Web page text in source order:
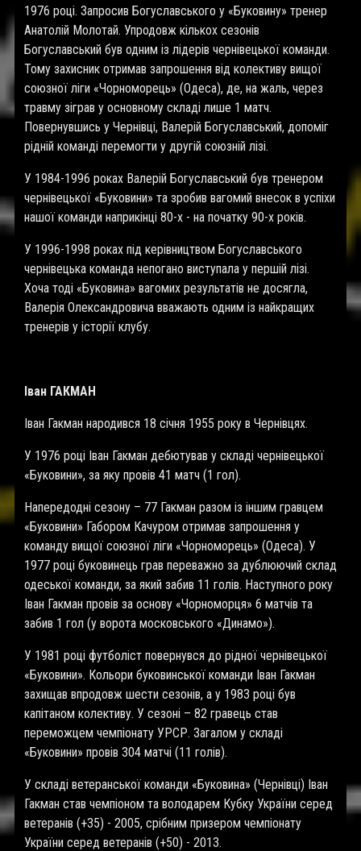
1976 році. Запросив Богуславського у «Буковину» тренер
Анатолій Молотай. Упродовж кількох сезонів
Богуславський був одним із лідерів чернівецької команди.
Тому захисник отримав запрошення від колективу вищої
союзної ліги «Чорноморець» (Одеса), де, на жаль, через
травму зіграв у основному складі лише 1 матч.
Повернувшись у Чернівці, Валерій Богуславський, допоміг
рідній команді перемогти у другій союзній лізі.
У 1984-1996 роках Валерій Богуславський був тренером
чернівецької «Буковини» та зробив вагомий внесок в успіхи
нашої команди наприкінці 80-х - на початку 90-х років.
У 1996-1998 роках під керівництвом Богуславського
чернівецька команда непогано виступала у першій лізі.
Хоча тоді «Буковина» вагомих результатів не досягла,
Валерія Олександровича вважають одним із найкращих
тренерів у історії клубу.
Іван ГАКМАН
Іван Гакман народився 18 січня 1955 року в Чернівцях.
У 1976 році Іван Гакман дебютував у складі чернівецької
«Буковини», за яку провів 41 матч (1 гол).
Напередодні сезону – 77 Гакман разом із іншим гравцем
«Буковини» Габором Качуром отримав запрошення у
команду вищої союзної ліги «Чорноморець» (Одеса). У
1977 році буковинець грав переважно за дублюючий склад
одеської команди, за який забив 11 голів. Наступного року
Іван Гакман провів за основу «Чорноморця» 6 матчів та
забив 1 гол (у ворота московського «Динамо»).
У 1981 році футболіст повернувся до рідної чернівецької
«Буковини». Кольори буковинської команди Іван Гакман
захищав впродовж шести сезонів, а у 1983 році був
капітаном колективу. У сезоні – 82 гравець став
переможцем чемпіонату УРСР. Загалом у складі
«Буковини» провів 304 матчі (11 голів).
У складі ветеранської команди «Буковина» (Чернівці) Іван
Гакман став чемпіоном та володарем Кубку України серед
ветеранів (+35) - 2005, срібним призером чемпіонату
України серед ветеранів (+50) - 2013.